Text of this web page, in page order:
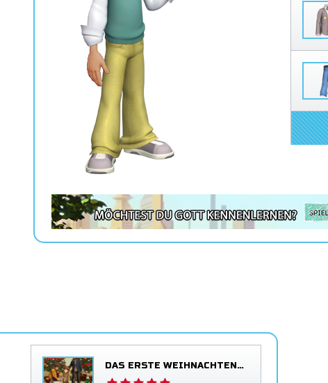
DAS ERSTE WEIHNACHTEN – DAS ERLÖSUNGSGEDICHT